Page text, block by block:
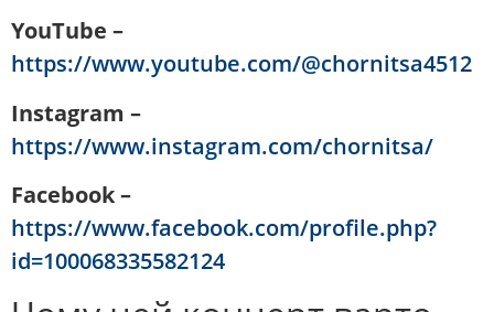
YouTube –
https://www.youtube.com/@chornitsa4512
Instagram –
https://www.instagram.com/chornitsa/
Facebook –
https://www.facebook.com/profile.php?
id=100068335582124